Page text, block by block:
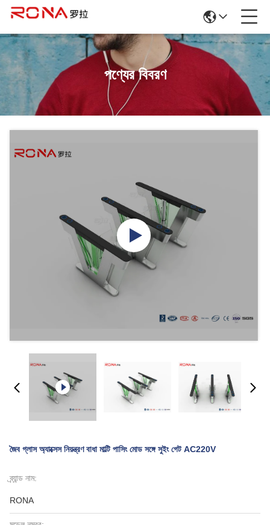
পণ্যের বিবরণ
জৈব গ্লাস অ্যাক্সেস নিয়ন্ত্রণ বাধা মাল্টি পাসিং মোড সঙ্গে সুইং গেট AC220V
ব্র্যান্ড নাম:
RONA